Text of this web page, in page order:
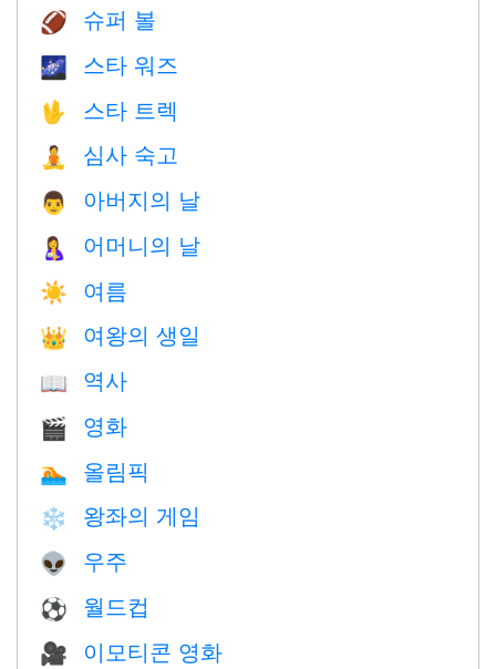
🏈 슈퍼 볼
🌌 스타 워즈
🖖 스타 트렉
🧘 심사 숙고
👨 아버지의 날
🤱 어머니의 날
☀️ 여름
👑 여왕의 생일
📖 역사
🎬 영화
🏊 올림픽
❄️ 왕좌의 게임
👽 우주
⚽ 월드컵
🎥 이모티콘 영화